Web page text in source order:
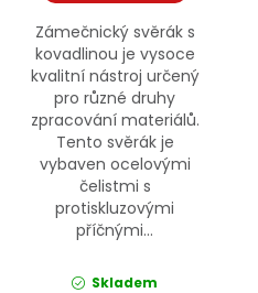
Zámečnický svěrák s
kovadlinou je vysoce
kvalitní nástroj určený
pro různé druhy
zpracování materiálů.
Tento svěrák je
vybaven ocelovými
čelistmi s
protiskluzovými
příčnými...
Skladem